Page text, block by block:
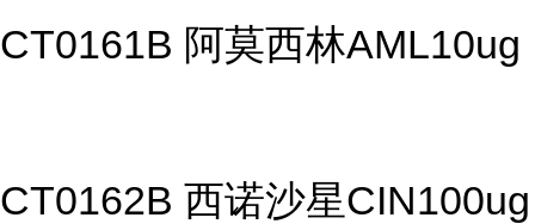
CT0161B 阿莫西林AML10ug
CT0162B 西诺沙星CIN100ug